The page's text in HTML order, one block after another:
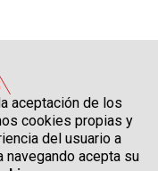
aceptación de los
cookies propias y
del usuario a
navegando acepta su